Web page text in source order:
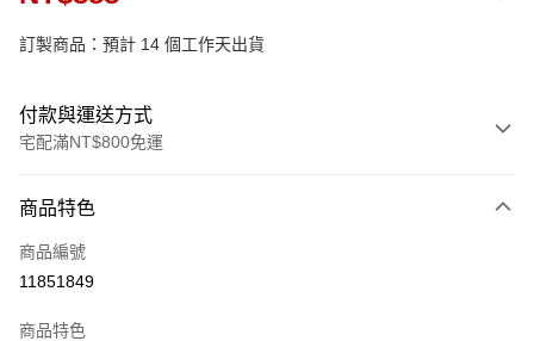
訂製商品：預計 14 個工作天出貨
付款與運送方式
宅配滿NT$800免運
信用卡一次付款
信用卡分期付款
商品特色
商品編號
11851849
商品特色